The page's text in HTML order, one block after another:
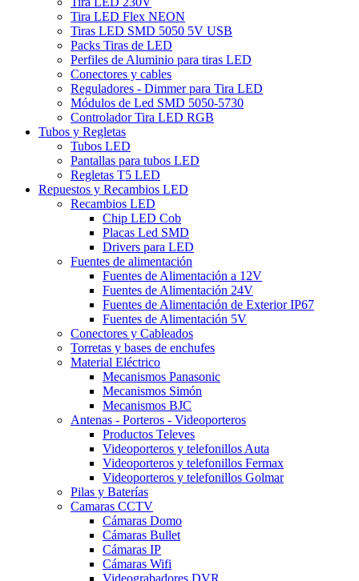
Tira LED Flex NEON
Tiras LED SMD 5050 5V USB
Packs Tiras de LED
Perfiles de Aluminio para tiras LED
Conectores y cables
Reguladores - Dimmer para Tira LED
Módulos de Led SMD 5050-5730
Controlador Tira LED RGB
Tubos y Regletas
Tubos LED
Pantallas para tubos LED
Regletas T5 LED
Repuestos y Recambios LED
Recambios LED
Chip LED Cob
Placas Led SMD
Drivers para LED
Fuentes de alimentación
Fuentes de Alimentación a 12V
Fuentes de Alimentación 24V
Fuentes de Alimentación de Exterior IP67
Fuentes de Alimentación 5V
Conectores y Cableados
Torretas y bases de enchufes
Material Eléctrico
Mecanismos Panasonic
Mecanismos Simón
Mecanismos BJC
Antenas - Porteros - Videoporteros
Productos Televes
Videoporteros y telefonillos Auta
Videoporteros y telefonillos Fermax
Videoporteros y telefonillos Golmar
Pilas y Baterías
Camaras CCTV
Cámaras Domo
Cámaras Bullet
Cámaras IP
Cámaras Wifi